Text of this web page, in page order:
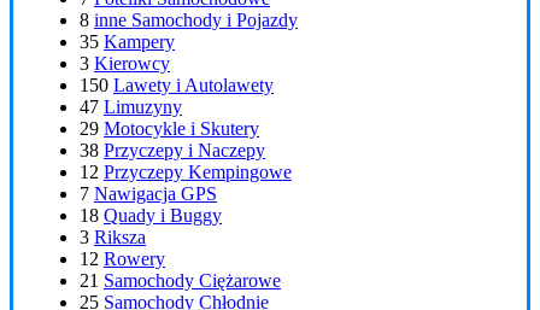
8 inne Samochody i Pojazdy
35 Kampery
3 Kierowcy
150 Lawety i Autolawety
47 Limuzyny
29 Motocykle i Skutery
38 Przyczepy i Naczepy
12 Przyczepy Kempingowe
7 Nawigacja GPS
18 Quady i Buggy
3 Riksza
12 Rowery
21 Samochody Ciężarowe
25 Samochody Chłodnie